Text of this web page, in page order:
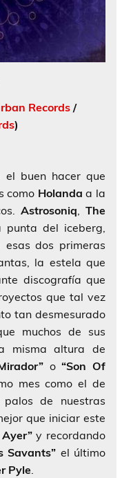
Records/
)
el buen hacer que
como Holanda a la
Astrosoniq,The
del iceberg,
dos primeras
la estela que
discografía que
que tal vez
tan desmesurado
muchos de sus
misma altura de
o“Son Of
mes como el de
de nuestras
que iniciar este
y recordando
Savants” el último
Pyle.